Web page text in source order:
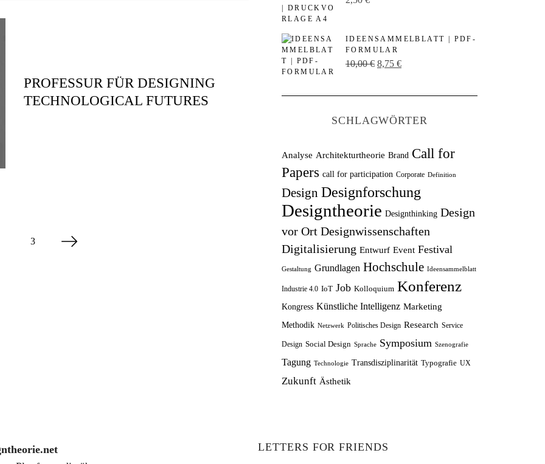
PROFESSUR FÜR DESIGNING
TECHNOLOGICAL FUTURES
3
n
g
i
c
e
e
i
s
w
a
r
1
P
r
i
t
:
1
2
,
5
0
IDEENSAMMELBLATT | PDF-
FORMULAR
10,00€ U
s
l
i
c
h
e
P
8,75 €A
t
r
P
r
e
i
s
:
SCHLAGWÖRTER
Analyse Architekturtheorie Brand Call for
Papers call for participation Corporate Definition
Design Designforschung
Designtheorie Designthinking Design
vor Ort Designwissenschaften
Digitalisierung Entwurf Event Festival
Gestaltung Grundlagen Hochschule Ideensammelblatt
Industrie 4.0 IoT Job Kolloquium Konferenz
Kongress Künstliche Intelligenz Marketing
Methodik Netzwerk Politisches Design Research Service
Design Social Design Sprache Symposium Szenografie
Tagung Technologie Transdisziplinarität Typografie UX
Zukunft Ästhetik
LETTERS FOR FRIENDS